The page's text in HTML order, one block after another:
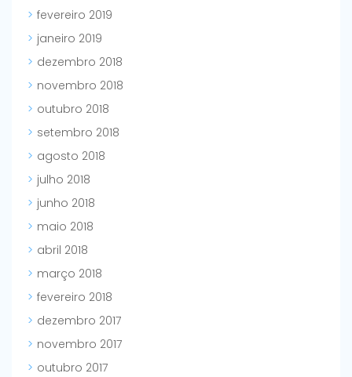
fevereiro 2019
janeiro 2019
dezembro 2018
novembro 2018
outubro 2018
setembro 2018
agosto 2018
julho 2018
junho 2018
maio 2018
abril 2018
março 2018
fevereiro 2018
dezembro 2017
novembro 2017
outubro 2017